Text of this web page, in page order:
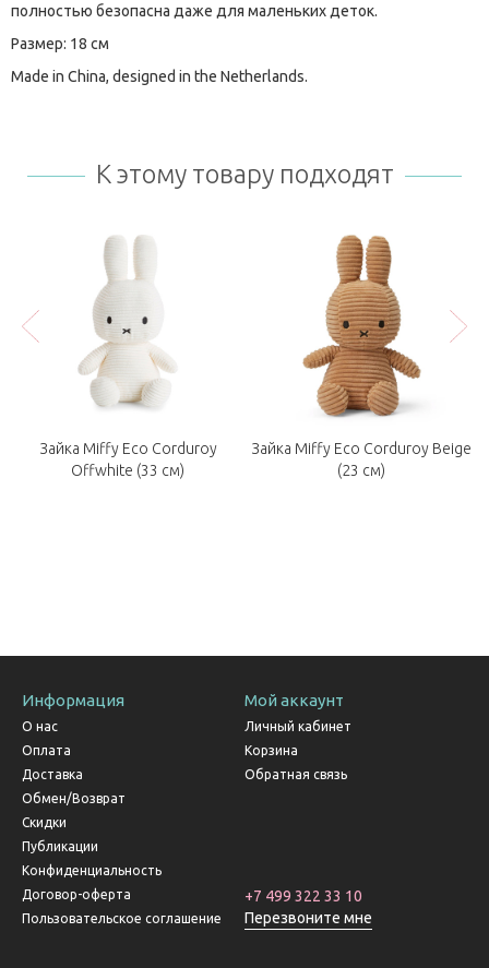
полностью безопасна даже для маленьких деток.
Размер: 18 см
Made in China, designed in the Netherlands.
К этому товару подходят
Зайка Miffy Eco Corduroy
Offwhite (33 см)
Зайка Miffy Eco Corduroy Beige
(23 см)
Информация
О нас
Оплата
Доставка
Обмен/Возврат
Скидки
Публикации
Конфиденциальность
Договор-оферта
Пользовательское соглашение
Мой аккаунт
Личный кабинет
Корзина
Обратная связь
+7 499 322 33 10
Перезвоните мне